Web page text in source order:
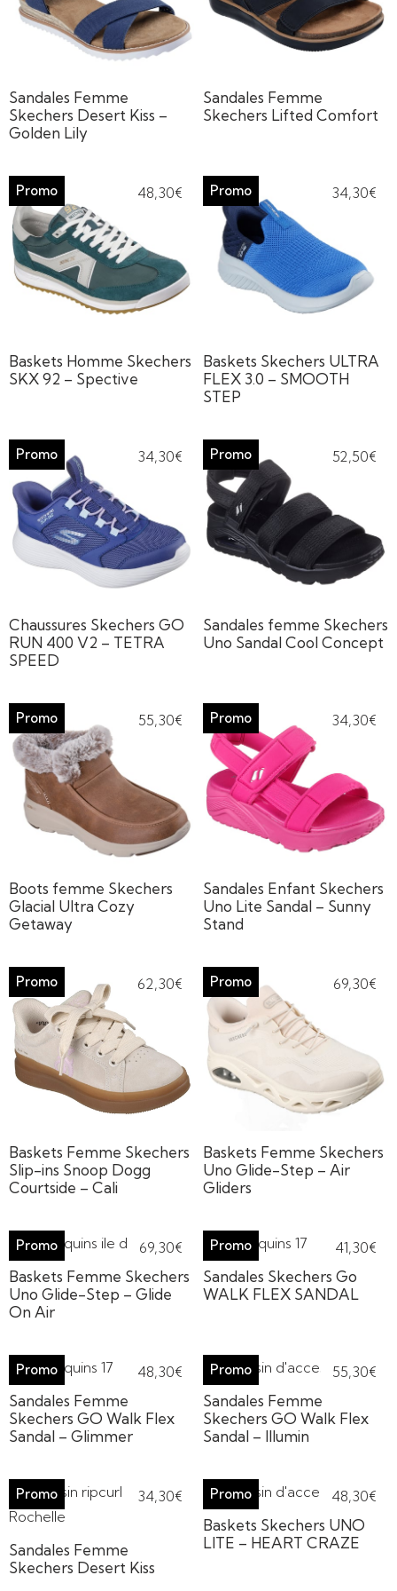
Sandales Femme
Skechers Desert Kiss –
Golden Lily
Sandales Femme
Skechers Lifted Comfort
Baskets Homme Skechers
SKX 92 – Spective
48,30€
Baskets Skechers ULTRA
FLEX 3.0 – SMOOTH
STEP
34,30€
Chaussures Skechers GO
RUN 400 V2 – TETRA
SPEED
34,30€
Sandales femme Skechers
Uno Sandal Cool Concept
52,50€
Boots femme Skechers
Glacial Ultra Cozy
Getaway
55,30€
Sandales Enfant Skechers
Uno Lite Sandal – Sunny
Stand
34,30€
Baskets Femme Skechers
Slip-ins Snoop Dogg
Courtside – Cali
62,30€
Baskets Femme Skechers
Uno Glide-Step – Air
Gliders
69,30€
Baskets Femme Skechers
Uno Glide-Step – Glide
On Air
69,30€
Sandales Skechers Go
WALK FLEX SANDAL
41,30€
Sandales Femme
Skechers GO Walk Flex
Sandal – Glimmer
48,30€
Sandales Femme
Skechers GO Walk Flex
Sandal – Illumin
55,30€
Sandales Femme
Skechers Desert Kiss
34,30€
Baskets Skechers UNO
LITE – HEART CRAZE
48,30€